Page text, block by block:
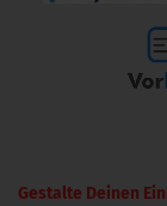
Gestalte Deinen